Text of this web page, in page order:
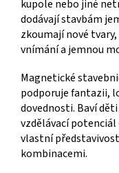
kupole nebo jiné
dodávají stavbám
zkoumají nové
vnímání a jemnou
Magnetické
podporuje fantazii,
dovednosti. Baví
vzdělávací
vlastní
kombinacemi.